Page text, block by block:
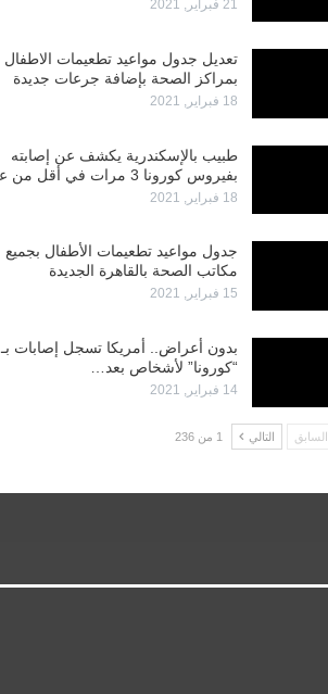
21 فبراير, 2021
تعديل جدول مواعيد تطعيمات الاطفال
بمراكز الصحة بإضافة جرعات جديدة
18 فبراير, 2021
طبيب بالإسكندرية يكشف عن إصابته
بفيروس كورونا 3 مرات في أقل من عام
18 فبراير, 2021
جدول مواعيد تطعيمات الأطفال بجميع
مكاتب الصحة بالقاهرة الجديدة
15 فبراير, 2021
بدون أعراض.. أمريكا تسجل إصابات بـ
“كورونا” لأشخاص بعد…
14 فبراير, 2021
السابق التالي 1 من 236